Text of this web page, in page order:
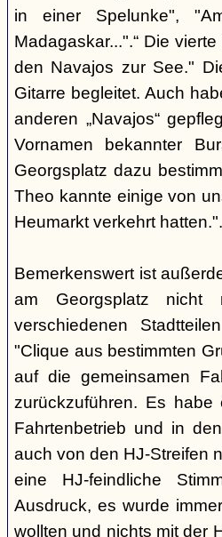
in einer Spelunke",
Madagaskar...".“ Die
den Navajos zur See."
Gitarre begleitet. Auch
anderen „Navajos“
Vornamen bekannter
Georgsplatz dazu
Theo kannte einige von
Heumarkt verkehrt hatten.".
Bemerkenswert ist
am Georgsplatz nicht
verschiedenen
"Clique aus bestimmten
auf die gemeinsamen
zurückzuführen. Es
Fahrtenbetrieb und in
auch von den HJ-Streifen
eine HJ-feindliche
Ausdruck, es wurde
wollten und nichts mit der